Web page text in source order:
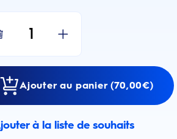
1
Ajouter au panier (70,00€)
à la liste de souhaits